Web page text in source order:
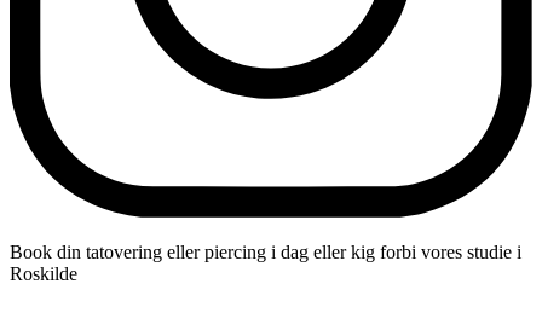
Book din tatovering eller piercing i dag eller kig forbi vores studie i
Roskilde